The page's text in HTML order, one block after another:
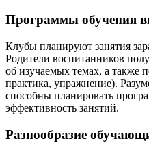
Программы обучения
Клубы планируют занятия
Родители воспитанников
об изучаемых темах, а также
практика, упражнение).
способны планировать
эффективность занятий.
Разнообразие